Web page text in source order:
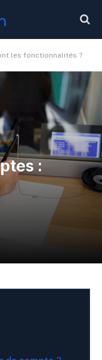
les fonctionnalités ?
: